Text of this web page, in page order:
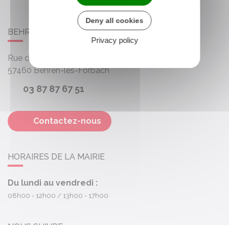
BEHREN-LÈS-FORBACH
Rue des Roses
57460 Behren-lès-Forbach
03 87 87 67 51
Contactez-nous
HORAIRES DE LA MAIRIE
Du lundi au vendredi :
08h00 - 12h00 13h00 - 17h00
Deny all cookies
Privacy policy